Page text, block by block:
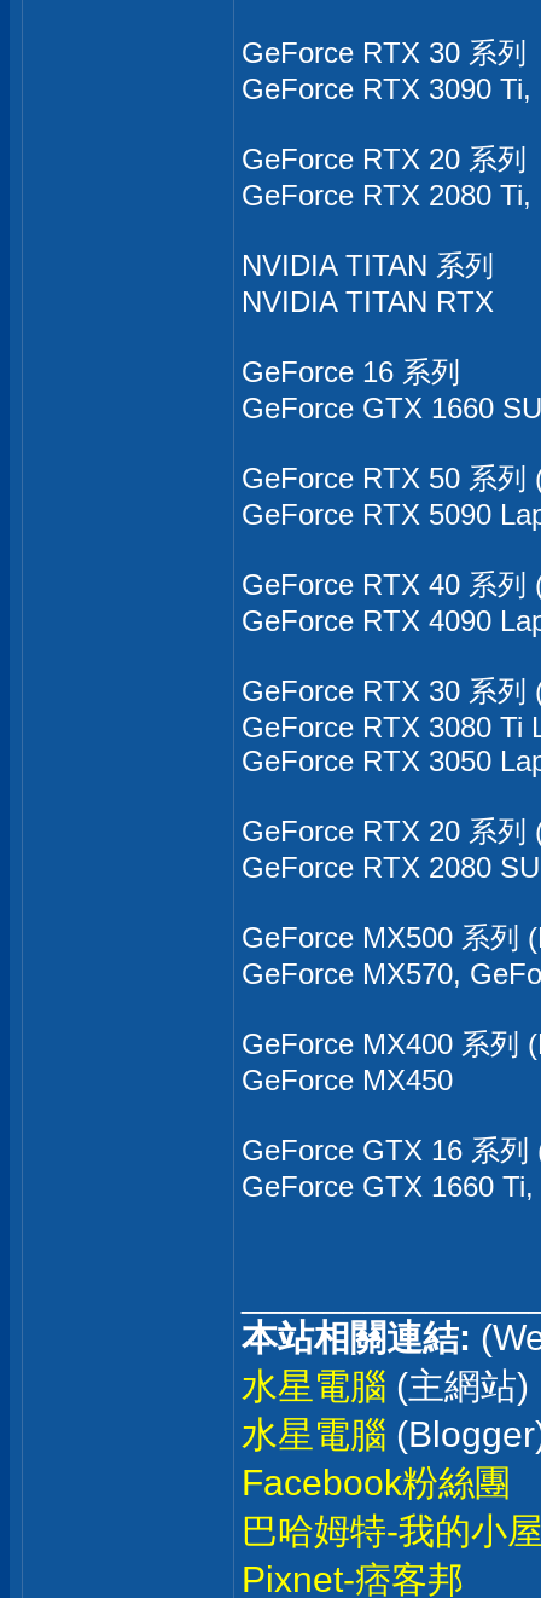
GeForce RTX 30 系列
GeForce RTX 3090
GeForce RTX 20 系列
GeForce RTX 2080
NVIDIA TITAN 系列
NVIDIA TITAN RTX
GeForce 16 系列
GeForce GTX 1660
GeForce RTX 50 系列
GeForce RTX 5090
GeForce RTX 40 系列
GeForce RTX 4090
GeForce RTX 30 系列
GeForce RTX 3080 Ti
GeForce RTX 3050
GeForce RTX 20 系列
GeForce RTX 2080
GeForce MX500 系列
GeForce MX570,
GeForce MX400 系列
GeForce MX450
GeForce GTX 16 系列
GeForce GTX 1660
本站相關連結:
水星電腦 (主網站)
水星電腦
Facebook粉絲團
巴哈姆特-我的小
Pixnet-痞客邦